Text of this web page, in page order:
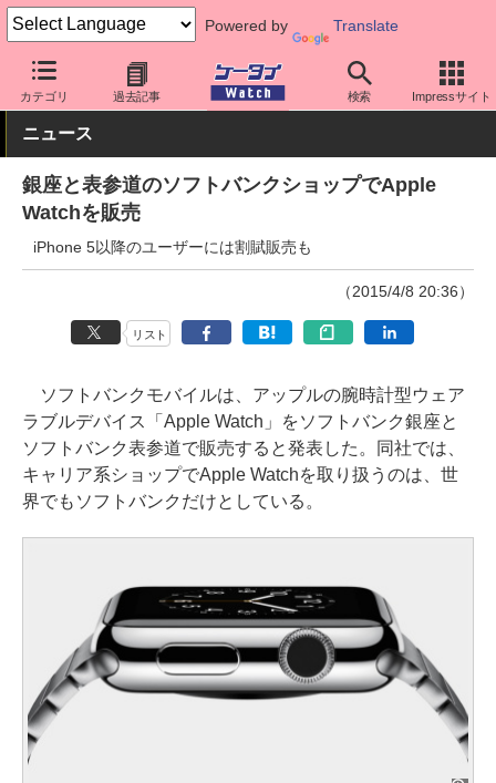
Powered by Translate
カテゴリ 過去記事 検索 Impressサイト
ケータイ Watch OS iPhone (iOS) アクセサリー
ニュース
銀座と表参道のソフトバンクショップでApple
Watchを販売
iPhone 5以降のユーザーには割賦販売も
（2015/4/8 20:36）
リスト
ソフトバンクモバイルは、アップルの腕時計型ウェア
ラブルデバイス「Apple Watch」をソフトバンク銀座と
ソフトバンク表参道で販売すると発表した。同社では、
キャリア系ショップでApple Watchを取り扱うのは、世
界でもソフトバンクだけとしている。